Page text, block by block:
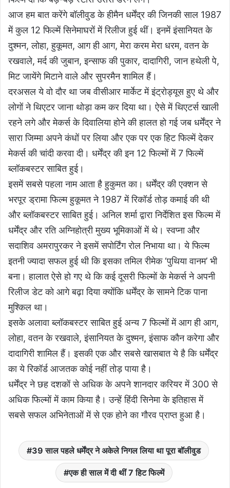
आज हम बात करेंगे बॉलीवुड के हीमैन धर्मेंद्र की जिनकी साल 1987
में कुल 12 फिल्में सिनेमाघरों में रिलीज हुई थीं। इनमें इंसानियत के
दुश्मन, लोहा, हुकूमत, आग ही आग, मेरा करम मेरा धरम, वतन के
रखवाले, मर्द की जुबान, इन्साफ की पुकार, दादागिरी, जान हथेली पे,
मिट जायेंगे मिटाने वाले और सुपरमैन शामिल हैं।
दरअसल ये वो दौर था जब वीसीआर मार्केट में इंट्रोड्यूस हुए थे और
लोगों ने थिएटर जाना थोड़ा कम कर दिया था। ऐसे में थिएटर्स खाली
रहने लगे और मेकर्स के दिवालिया होने की हालत हो गई जब धर्मेंद्र ने
सारा जिम्मा अपने कंधों पर लिया और एक पर एक हिट फिल्में देकर
मेकर्स की चांदी करवा दी। धर्मेंद्र की इन 12 फिल्मों में 7 फिल्में
ब्लॉकबस्टर साबित हुई।
इसमें सबसे पहला नाम आता है हुकुमत का। धर्मेंद्र की एक्शन से
भरपूर ड्रामा फिल्म हुकूमत ने 1987 में रिकॉर्ड तोड़ कमाई की थी
और ब्लॉकबस्टर साबित हुई। अनिल शर्मा द्वारा निर्देशित इस फिल्म में
धर्मेंद्र और रति अग्निहोत्री मुख्य भूमिकाओं में थे। स्वप्ना और
सदाशिव अमरापुरकर ने इसमें सपोर्टिंग रोल निभाया था। ये फिल्म
इतनी ज्यादा सफल हुई थी कि इसका तमिल रीमेक ‘पुथिया वानम’ भी
बना। हालात ऐसे हो गए थे कि कई दूसरी फिल्मों के मेकर्स ने अपनी
रिलीज डेट को आगे बढ़ा दिया क्योंकि धर्मेंद्र के सामने टिक पाना
मुश्किल था।
इसके अलावा ब्लॉकबस्टर साबित हुई अन्य 7 फिल्मों में आग ही आग,
लोहा, वतन के रखवाले, इंसानियत के दुश्मन, इंसाफ कौन करेगा और
दादागिरी शामिल हैं। इसकी एक और सबसे खासबात ये है कि धर्मेंद्र
का ये रिकॉर्ड आजतक कोई नहीं तोड़ पाया है।
धर्मेंद्र ने छह दशकों से अधिक के अपने शानदार करियर में 300 से
अधिक फिल्मों में काम किया है। उन्हें हिंदी सिनेमा के इतिहास में
सबसे सफल अभिनेताओं में से एक होने का गौरव प्राप्त हुआ है।
39 साल पहले धर्मेंद्र ने अकेले निगल लिया था पूरा बॉलीवुड
एक ही साल में दी थीं 7 हिट फिल्में